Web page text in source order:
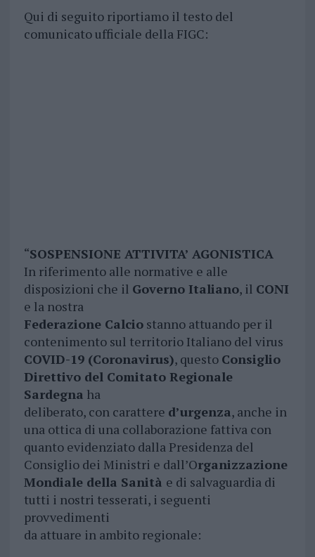
Qui di seguito riportiamo il testo del
comunicato ufficiale della FIGC:
“SOSPENSIONE ATTIVITA’ AGONISTICA
In riferimento alle normative e alle
disposizioni che il Governo Italiano, il CONI
e la nostra
Federazione Calciostanno attuando per il
contenimento sul territorio Italiano del virus
COVID-19 (Coronavirus), questo Consiglio
Direttivo del Comitato Regionale
Sardegna ha
deliberato, con carattere d’urgenza, anche in
una ottica di una collaborazione fattiva con
quanto evidenziato dalla Presidenza del
Consiglio dei Ministri e dall’Organizzazione
Mondiale della Sanità e di salvaguardia di
tutti i nostri tesserati, i seguenti
provvedimenti
da attuare in ambito regionale: